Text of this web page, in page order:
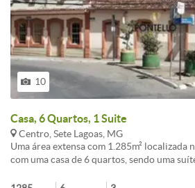
10
Casa, 6 Quartos, 1 Suite
Centro, Sete Lagoas, MG
Uma área extensa com 1.285m² localizada
com uma casa de 6 quartos, sendo uma